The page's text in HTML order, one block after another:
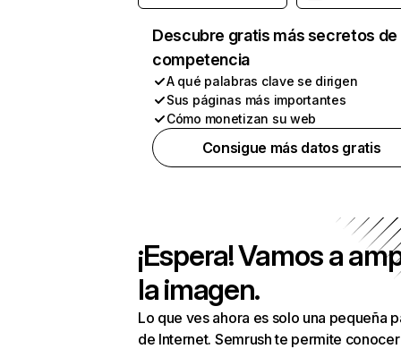
Descubre gratis más secretos de
competencia
A qué palabras clave se dirigen
Sus páginas más importantes
Cómo monetizan su web
Consigue más datos gratis
¡Espera! Vamos a
la imagen.
Lo que ves ahora es solo una pequeña
de Internet. Semrush te permite